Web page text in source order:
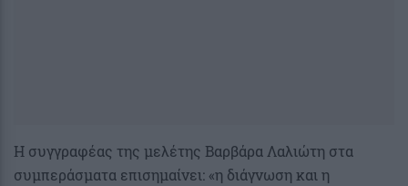
Η συγγραφέας της μελέτης Βαρβάρα Λαλιώτη στα
συμπεράσματα επισημαίνει: «η διάγνωση και η